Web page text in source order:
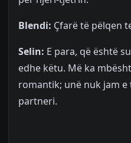
Blendi: Çfarë të pëlqen
Selin: E para, që është
edhe këtu. Më ka
romantik; unë nuk jam
partneri.